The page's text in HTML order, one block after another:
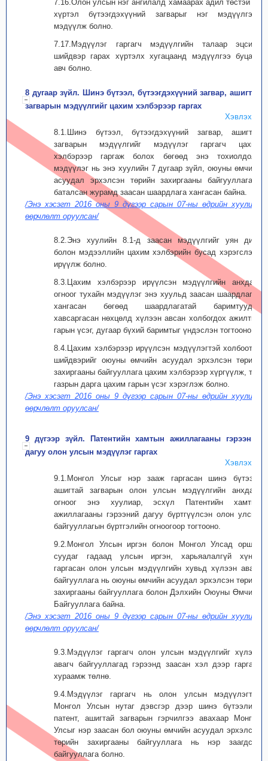
7.16.Олон улсын нэг ангилалд хамаарах адил төстэй 50
хүртэл бүтээгдэхүүний загварыг нэг мэдүүлгээр
мэдүүлж болно.
7.17.Мэдүүлэг гаргагч мэдүүлгийн талаар эцсийн
шийдвэр гарах хүртэлх хугацаанд мэдүүлгээ буцаан
авч болно.
8 дугаар зүйл. Шинэ бүтээл, бүтээгдэхүүний загвар, ашигтай
загварын мэдүүлгийг цахим хэлбэрээр гаргах
Хэвлэх
8.1.Шинэ бүтээл, бүтээгдэхүүний загвар, ашигтай
загварын мэдүүлгийг мэдүүлэг гаргагч цахим
хэлбэрээр гаргаж болох бөгөөд энэ тохиолдолд
мэдүүлэг нь энэ хуулийн 7 дугаар зүйл, оюуны өмчийн
асуудал эрхэлсэн төрийн захиргааны байгууллагаас
баталсан журамд заасан шаардлага хангасан байна.
/Энэ хэсэгт 2016 оны 9 дүгээр сарын 07-ны өдрийн хуулиар
өөрчлөлт оруулсан/
8.2.Энэ хуулийн 8.1-д заасан мэдүүлгийг уян диск
болон мэдээллийн цахим хэлбэрийн бусад хэрэгслээр
ирүүлж болно.
8.3.Цахим хэлбэрээр ирүүлсэн мэдүүлгийн анхдагч
огноог тухайн мэдүүлэг энэ хуульд заасан шаардлагыг
хангасан бөгөөд шаардлагатай баримтуудыг
хавсаргасан нөхцөлд хүлээн авсан холбогдох ажилтны
гарын үсэг, дугаар бүхий баримтыг үндэслэн тогтооно.
8.4.Цахим хэлбэрээр ирүүлсэн мэдүүлэгтэй холбоотой
шийдвэрийг оюуны өмчийн асуудал эрхэлсэн төрийн
захиргааны байгууллага цахим хэлбэрээр хүргүүлж, тус
газрын дарга цахим гарын үсэг хэрэглэж болно.
/Энэ хэсэгт 2016 оны 9 дүгээр сарын 07-ны өдрийн хуулиар
өөрчлөлт оруулсан/
9 дүгээр зүйл. Патентийн хамтын ажиллагааны гэрээний
дагуу олон улсын мэдүүлэг гаргах
Хэвлэх
9.1.Монгол Улсыг нэр зааж гаргасан шинэ бүтээл,
ашигтай загварын олон улсын мэдүүлгийн анхдагч
огноог энэ хуулиар, эсхүл Патентийн хамтын
ажиллагааны гэрээний дагуу бүртгүүлсэн олон улсын
байгууллагын бүртгэлийн огноогоор тогтооно.
9.2.Монгол Улсын иргэн болон Монгол Улсад оршин
суудаг гадаад улсын иргэн, харьяалалгүй хүний
гаргасан олон улсын мэдүүлгийн хувьд хүлээн авагч
байгууллага нь оюуны өмчийн асуудал эрхэлсэн төрийн
захиргааны байгууллага болон Дэлхийн Оюуны Өмчийн
Байгууллага байна.
/Энэ хэсэгт 2016 оны 9 дүгээр сарын 07-ны өдрийн хуулиар
өөрчлөлт оруулсан/
9.3.Мэдүүлэг гаргагч олон улсын мэдүүлгийг хүлээн
авагч байгууллагад гэрээнд заасан хэл дээр гаргаж,
хураамж төлнө.
9.4.Мэдүүлэг гаргагч нь олон улсын мэдүүлэгтээ
Монгол Улсын нутаг дэвсгэр дээр шинэ бүтээлийн
патент, ашигтай загварын гэрчилгээ авахаар Монгол
Улсыг нэр заасан бол оюуны өмчийн асуудал эрхэлсэн
төрийн захиргааны байгууллага нь нэр заагдсан
байгууллага болно.